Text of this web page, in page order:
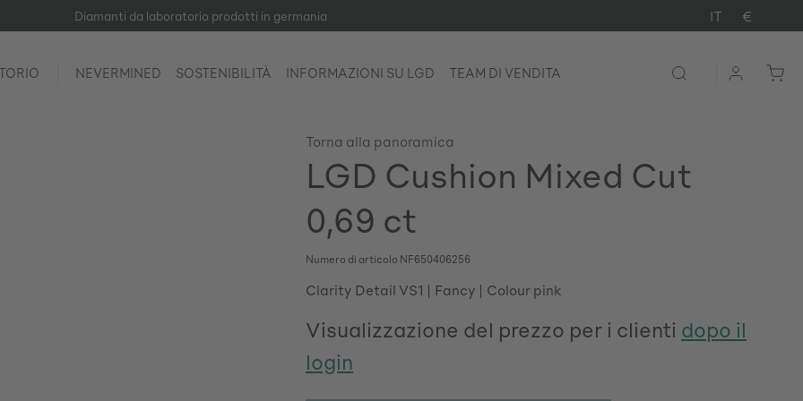
Diamanti da laboratorio prodotti in germania IT €
NEVERMINED SOSTENIBILITÀ INFORMAZIONI SU LGD TEAM DI VENDITA
Torna alla panoramica
LGD Cushion Mixed Cut
0,69 ct
Numero di articolo NF650406256
Clarity Detail VS1 Fancy Colour pink
Visualizzazione del prezzo per i clienti dopo il
login